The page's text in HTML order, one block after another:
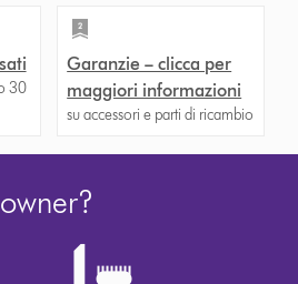
30
Garanzie – clicca per
maggiori informazioni
su accessori e parti di ricambio